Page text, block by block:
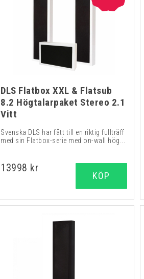
DLS Flatbox XXL & Flatsub
8.2 Högtalarpaket Stereo 2.1
Vitt
Svenska DLS har fått till en riktig fullträff
med sin Flatbox-serie med on-wall hög...
13998 kr
KÖP